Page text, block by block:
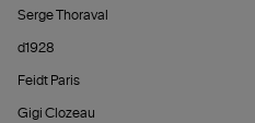
Serge Thoraval
d1928
Feidt Paris
Gigi Clozeau